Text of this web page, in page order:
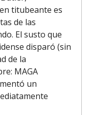
titubeante es
de las
El susto que
disparó (sin
de la
MAGA
un